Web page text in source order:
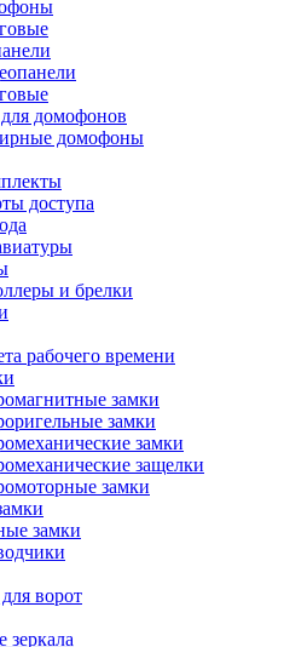
домофонов
домофоны
доступа
и брелки
рабочего времени
замки
замки
замки
защелки
замки
замки
ворот
зеркала